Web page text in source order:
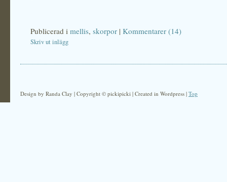
Publicerad i mellis, skorpor | Kommentarer (14)
Skriv ut inlägg
Design by Randa Clay | Copyright © pickipicki | Created in Wordpress | Top